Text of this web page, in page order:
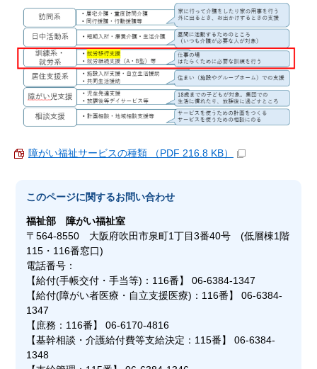
障がい福祉サービスの種類 （PDF 216.8 KB）
このページに関するお問い合わせ
福祉部
障がい福祉室
〒564-8550 大阪府吹田市泉町1丁目3番40号 (低層棟1階
115・116番窓口)
電話番号：
【給付(手帳交付・手当等)：116番】 06-6384-1347
【給付(障がい者医療・自立支援医療)：116番】 06-6384-
1347
【庶務：116番】 06-6170-4816
【基幹相談・介護給付費等支給決定：115番】 06-6384-
1348